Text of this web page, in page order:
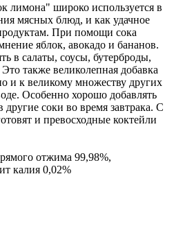
лимона" широко используется в
мясных блюд, и как удачное
При помощи сока
яблок, авокадо и бананов.
в салаты, соусы, бутерброды,
также великолепная добавка
и к великому множеству других
Особенно хорошо добавлять
другие соки во время завтрака. С
и превосходные коктейли
отжима 99,98%,
калия 0,02%